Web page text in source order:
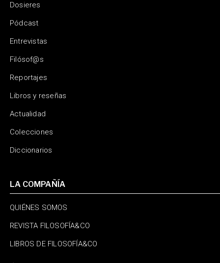
Dosieres
Pódcast
Entrevistas
Filósof@s
Reportajes
Libros y reseñas
Actualidad
Colecciones
Diccionarios
LA COMPAÑÍA
QUIÉNES SOMOS
REVISTA FILOSOFÍA&CO
LIBROS DE FILOSOFÍA&CO